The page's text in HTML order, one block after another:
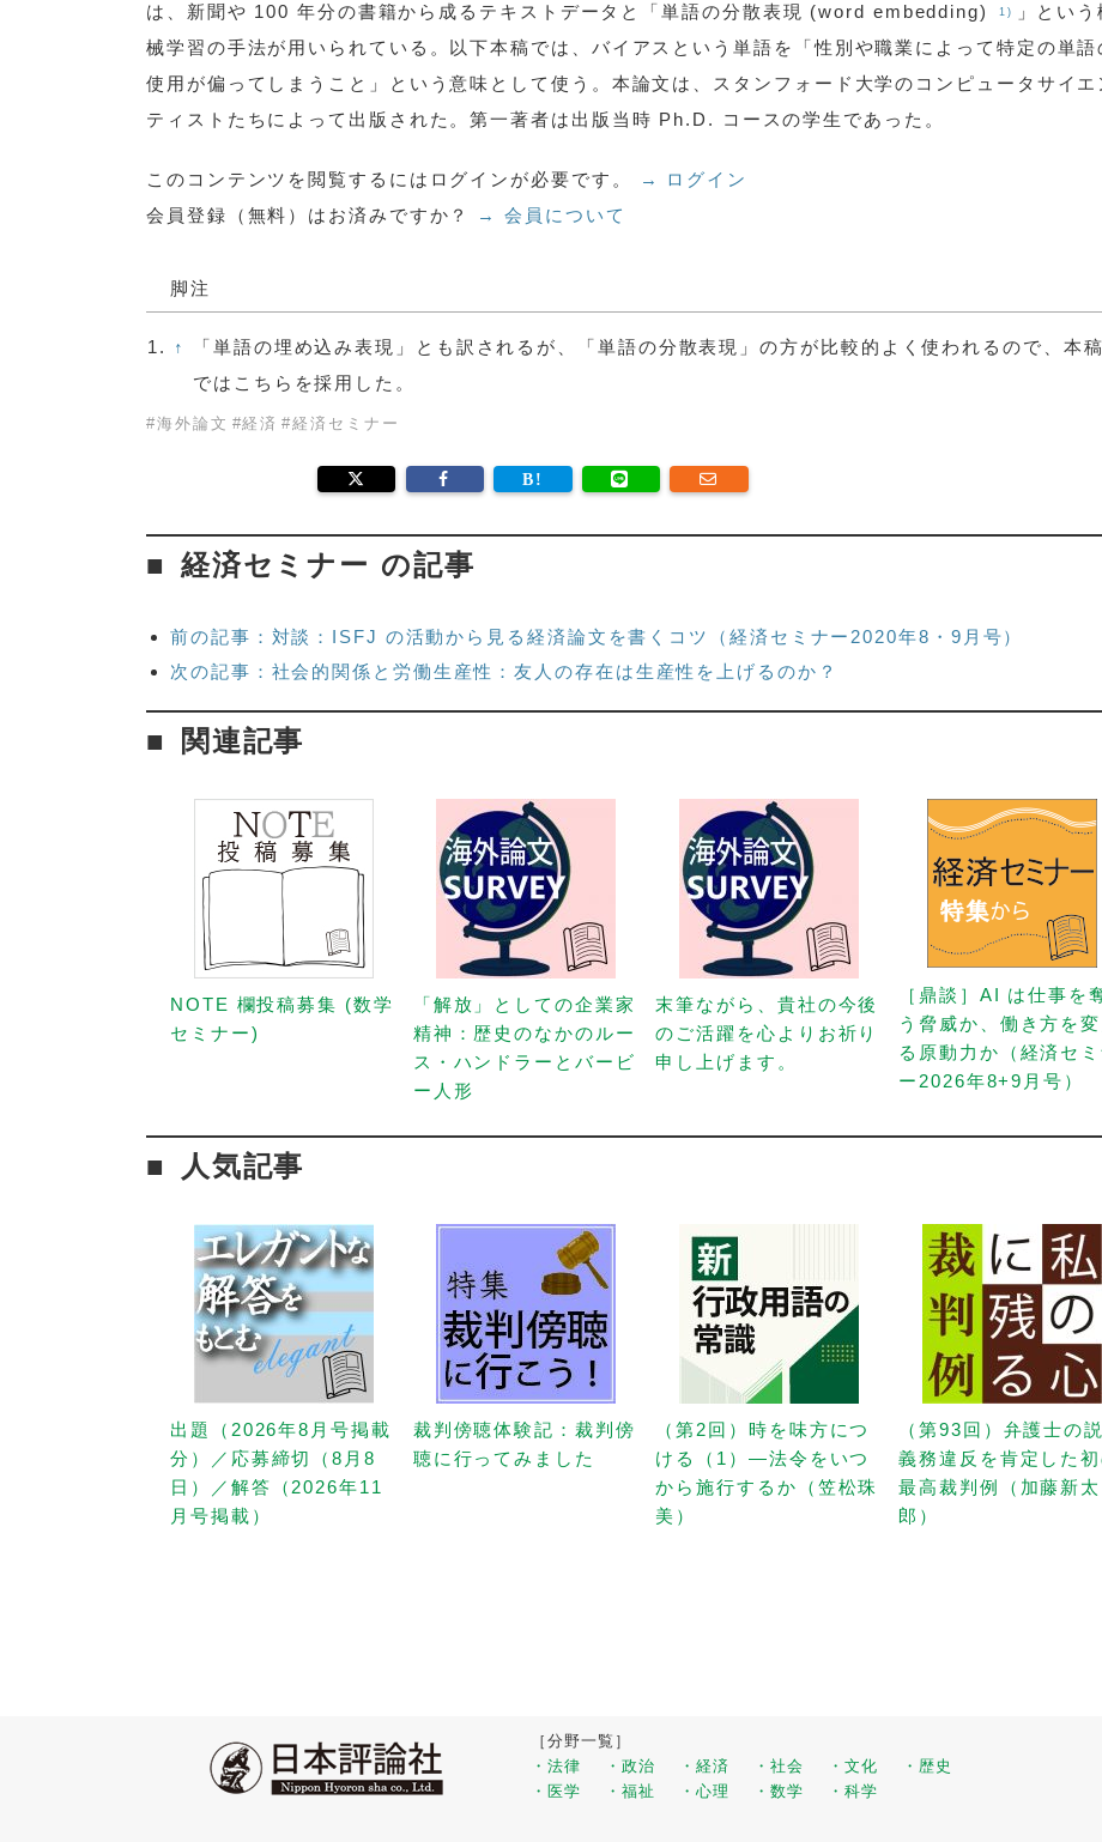
は、新聞や 100 年分の書籍から成るテキストデータと「単語の分散表現 (word embedding)
1)
」という
械学習の手法が用いられている。以下本稿では、バイアスという単語を「性別や職業によって特定の単語
使用が偏ってしまうこと」という意味として使う。本論文は、スタンフォード大学のコンピュータサイエ
ティストたちによって出版された。第一著者は出版当時 Ph.D. コースの学生であった。
このコンテンツを閲覧するにはログインが必要です。
→ ログイン
会員登録（無料）はお済みですか？
→ 会員について
脚注
1. ↑
「単語の埋め込み表現」とも訳されるが、「単語の分散表現」の方が比較的よく使われるので、本稿
ではこちらを採用した。
#海外論文 #経済 #経済セミナー
経済セミナー の記事
前の記事：対談：ISFJ の活動から見る経済論文を書くコツ（経済セミナー2020年8・9月号）
次の記事：社会的関係と労働生産性：友人の存在は生産性を上げるのか？
関連記事
NOTE 欄投稿募集 (数学
セミナー)
「解放」としての企業家
精神：歴史のなかのルー
ス・ハンドラーとバービ
ー人形
末筆ながら、貴社の今後
のご活躍を心よりお祈り
申し上げます。
［鼎談］AI は仕事を
う脅威か、働き方を変
る原動力か（経済セミ
ー2026年8+9月号）
人気記事
出題（2026年8月号掲載
分）／応募締切（8月8
日）／解答（2026年11
月号掲載）
裁判傍聴体験記：裁判傍
聴に行ってみました
（第2回）時を味方につ
ける（1）—法令をいつ
から施行するか（笠松珠
美）
（第93回）弁護士の
義務違反を肯定した
最高裁判例（加藤新太
郎）
［分野一覧］
・法律
・政治 ・経済 ・社会 ・文化
・歴史
・医学
・福祉 ・心理 ・数学 ・科学